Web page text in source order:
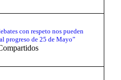
con respeto nos pueden
progreso de 25 de Mayo”